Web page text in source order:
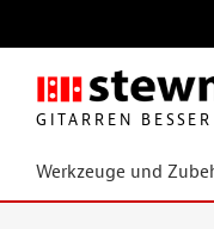
GITARREN
Werkzeuge und